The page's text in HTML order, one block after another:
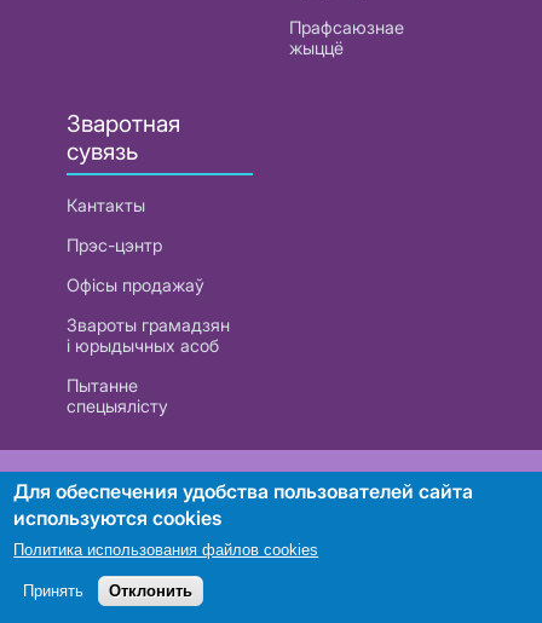
Прафсаюзнае
жыццё
Зваротная
сувязь
Кантакты
Прэс-цэнтр
Офісы продажаў
Звароты грамадзян
і юрыдычных асоб
Пытанне
спецыялісту
РУП «Белтэлекам». УНП 101007741
Пошук
Для обеспечения удобства пользователей сайта
используются cookies
Политика использования файлов cookies
Принять Отклонить